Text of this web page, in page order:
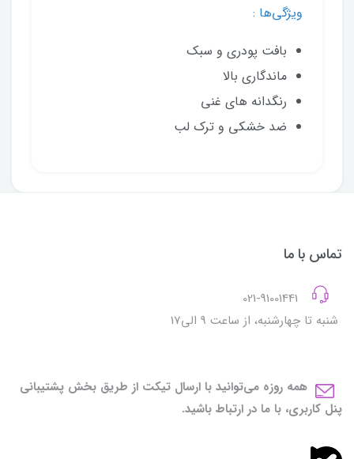
ویژگی‌ها :
بافت پودری و سبک
ماندگاری بالا
رنگدانه های غنی
ضد خشکی و ترک لب
تماس با ما
شنبه تا چهارشنبه، از ساعت 9 الی17
همه روزه می‌توانید با ارسال تیکت از طریق بخش پشتیبانی
پنل کاربری، با ما در ارتباط باشید.